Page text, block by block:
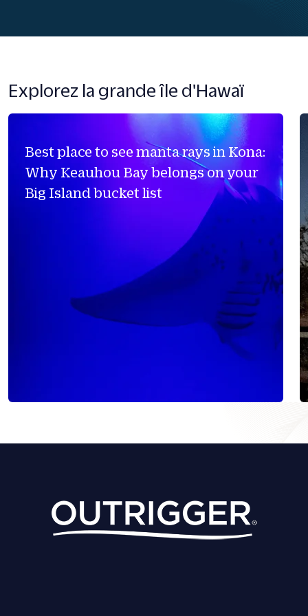
Explorez la grande île d'Hawaï
Best place to see manta rays in Kona:
Why Keauhou Bay belongs on your
Big Island bucket list